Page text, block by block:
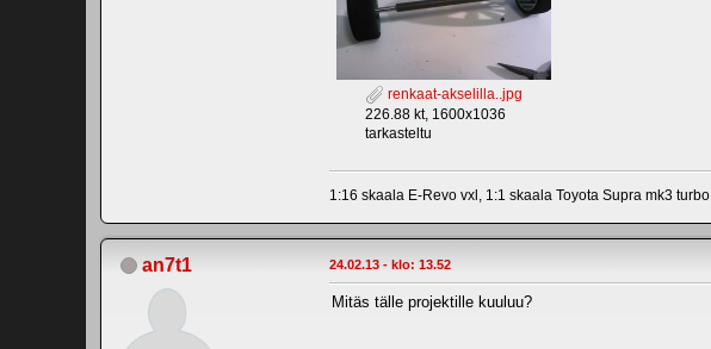
renkaat-akselilla..jpg
226.88 kt, 1600x1036
tarkasteltu
1:16 skaala E-Revo vxl, 1:1 skaala Toyota Supra mk3 turbo
an7t1 24.02.13 - klo: 13.52
Mitäs tälle projektille kuuluu?